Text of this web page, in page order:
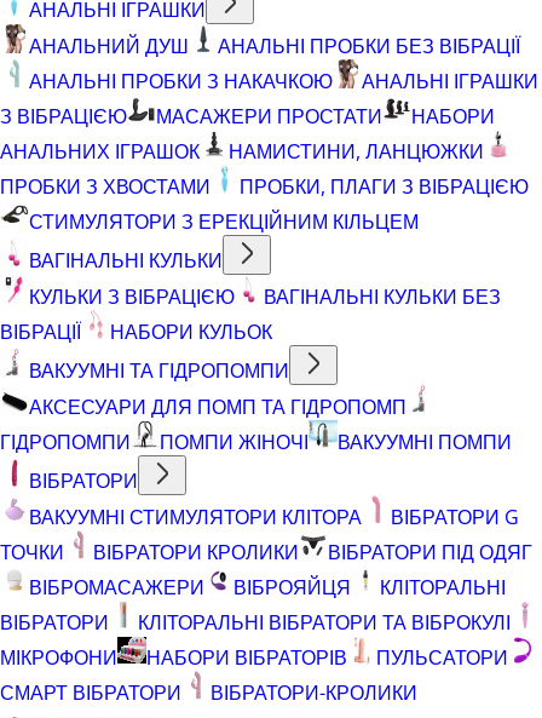
АНАЛЬНІ ІГРАШКИ
АНАЛЬНИЙ ДУШ
АНАЛЬНІ ПРОБКИ БЕЗ ВІБРАЦІЇ
АНАЛЬНІ ПРОБКИ З НАКАЧКОЮ
АНАЛЬНІ ІГРАШКИ
З ВІБРАЦІЄЮ
МАСАЖЕРИ ПРОСТАТИ
НАБОРИ
АНАЛЬНИХ ІГРАШОК
НАМИСТИНИ, ЛАНЦЮЖКИ
ПРОБКИ З ХВОСТАМИ
ПРОБКИ, ПЛАГИ З ВІБРАЦІЄЮ
СТИМУЛЯТОРИ З ЕРЕКЦІЙНИМ КІЛЬЦЕМ
ВАГІНАЛЬНІ КУЛЬКИ
КУЛЬКИ З ВІБРАЦІЄЮ
ВАГІНАЛЬНІ КУЛЬКИ БЕЗ
ВІБРАЦІЇ
НАБОРИ КУЛЬОК
ВАКУУМНІ ТА ГІДРОПОМПИ
АКСЕСУАРИ ДЛЯ ПОМП ТА ГІДРОПОМП
ГІДРОПОМПИ
ПОМПИ ЖІНОЧІ
ВАКУУМНІ ПОМПИ
ВІБРАТОРИ
ВАКУУМНІ СТИМУЛЯТОРИ КЛІТОРА
ВІБРАТОРИ G
ТОЧКИ
ВІБРАТОРИ КРОЛИКИ
ВІБРАТОРИ ПІД ОДЯГ
ВІБРОМАСАЖЕРИ
ВІБРОЯЙЦЯ
КЛІТОРАЛЬНІ
ВІБРАТОРИ
КЛІТОРАЛЬНІ ВІБРАТОРИ ТА ВІБРОКУЛІ
МІКРОФОНИ
НАБОРИ ВІБРАТОРІВ
ПУЛЬСАТОРИ
СМАРТ ВІБРАТОРИ
ВІБРАТОРИ-КРОЛИКИ